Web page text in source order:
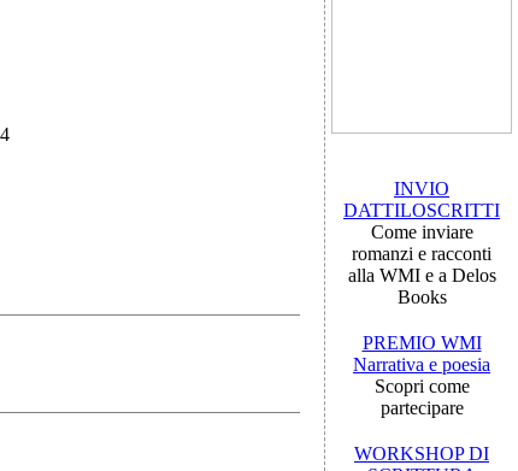
INVIO
DATTILOSCRITTI
Come inviare
romanzi e racconti
alla WMI e a Delos
Books
PREMIO WMI
Narrativa e poesia
Scopri come
partecipare
WORKSHOP DI